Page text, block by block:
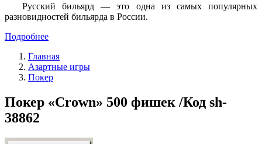
Русский бильярд — это одна из самых популярных
разновидностей бильярда в России.
Подробнее
Главная
Азартные игры
Покер
Покер «Crown» 500 фишек /Код sh-
38862